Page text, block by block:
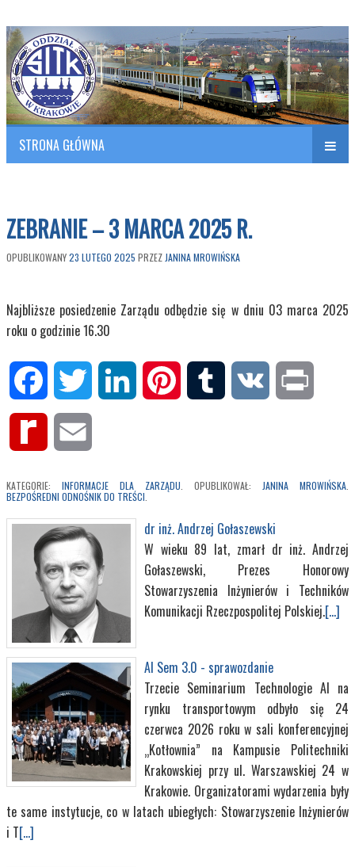
SITK RP Oddział w KRAKOWIE
Polish Association of Engineers & Technicians of Transportation
STRONA GŁÓWNA
ZEBRANIE – 3 MARCA 2025 R.
OPUBLIKOWANY23 LUTEGO 2025 PRZEZ JANINA MROWIŃSKA
Najbliższe posiedzenie Zarządu odbędzie się w dniu 03 marca 2025
roku o godzinie 16.30
Facebook Twitter LinkedIn Pinterest Tumblr VK
Rediff
KATEGORIE: INFORMACJE DLA ZARZĄDU . OPUBLIKOWAŁ: JANINA MROWIŃSKA
BEZPOŚREDNI ODNOŚNIK DO TREŚCI
dr inż. Andrzej Gołaszewski
W wieku 89 lat, zmarł dr inż. Andrzej
Gołaszewski, Prezes Honorowy
Stowarzyszenia Inżynierów i Techników
Komunikacji Rzeczpospolitej Polskiej.[...]
AI Sem 3.0 - sprawozdanie
Trzecie Seminarium Technologie AI na
rynku transportowym odbyło się 24
czerwca 2026 roku w sali konferencyjnej
„Kotłownia” na Kampusie Politechniki
Krakowskiej przy ul. Warszawskiej 24 w
Krakowie. Organizatorami wydarzenia były
te same instytucje, co w latach ubiegłych: Stowarzyszenie Inżynierów
i T[...]